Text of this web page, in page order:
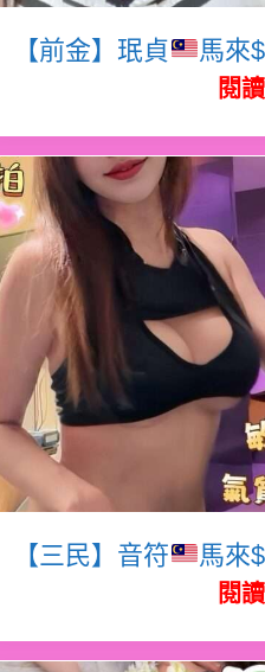
【前金】珉貞 馬來
閱
【三民】音符 馬來
閱